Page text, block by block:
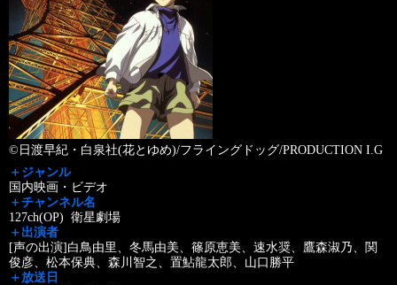
©日渡早紀・白泉社(花とゆめ)/フライングドッグ/PRODUCTION I.G
＋ジャンル
国内映画・ビデオ
＋チャンネル名
127ch(OP) 衛星劇場
＋出演者
[声の出演]白鳥由里、冬馬由美、篠原恵美、速水奨、鷹森淑乃、関
俊彦、松本保典、森川智之、置鮎龍太郎、山口勝平
＋放送日